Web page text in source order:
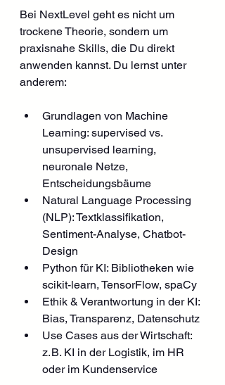
Bei NextLevel geht es nicht um
trockene Theorie, sondern um
praxisnahe Skills, die Du direkt
anwenden kannst. Du lernst unter
anderem:
Grundlagen von Machine
Learning: supervised vs.
unsupervised learning,
neuronale Netze,
Entscheidungsbäume
Natural Language Processing
(NLP): Textklassifikation,
Sentiment-Analyse, Chatbot-
Design
Python für KI: Bibliotheken wie
scikit-learn, TensorFlow, spaCy
Ethik & Verantwortung in der KI:
Bias, Transparenz, Datenschutz
Use Cases aus der Wirtschaft:
z. B. KI in der Logistik, im HR
oder im Kundenservice